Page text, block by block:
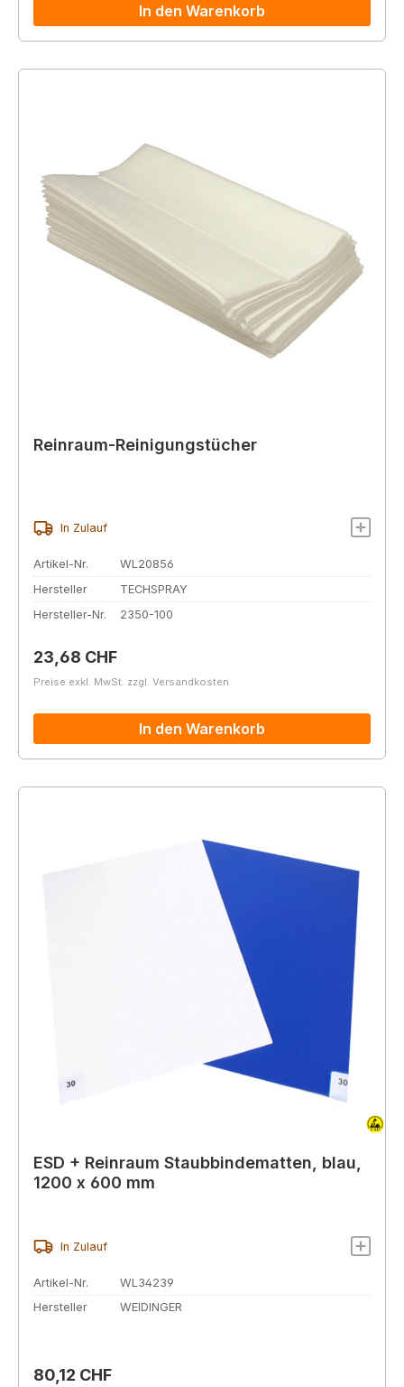
In den Warenkorb
Reinraum-Reinigungstücher
In Zulauf
Artikel-Nr.
WL20856
Hersteller
TECHSPRAY
Hersteller-Nr.
2350-100
Regulärer Preis:
23,68 CHF
Preise exkl. MwSt. zzgl. Versandkosten
In den Warenkorb
ESD + Reinraum Staubbindematten, blau,
1200 x 600 mm
In Zulauf
Artikel-Nr.
WL34239
Hersteller
WEIDINGER
Regulärer Preis:
80,12 CHF